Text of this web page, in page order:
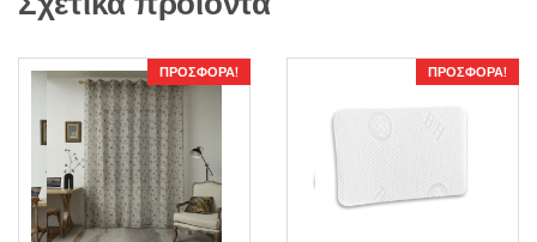
ΠΡΟΣΦΟΡΆ! ΠΡΟΣΦΟΡΆ!